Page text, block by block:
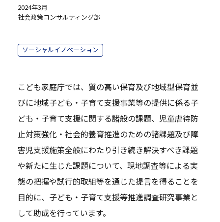
2024年3月
社会政策コンサルティング部
ソーシャルイノベーション
こども家庭庁では、質の高い保育及び地域型保育並
びに地域子ども・子育て支援事業等の提供に係る子
ども・子育て支援に関する諸般の課題、児童虐待防
止対策強化・社会的養育推進のための諸課題及び障
害児支援施策全般にわたり引き続き解決すべき課題
や新たに生じた課題について、現地調査等による実
態の把握や試行的取組等を通じた提言を得ることを
目的に、子ども・子育て支援等推進調査研究事業と
して助成を行っています。